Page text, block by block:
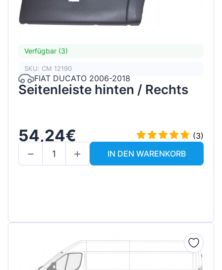
Verfügbar (3)
SKU: CM 12190
FIAT DUCATO 2006-2018
Seitenleiste hinten / Rechts
54,24€
(3)
IN DEN WARENKORB